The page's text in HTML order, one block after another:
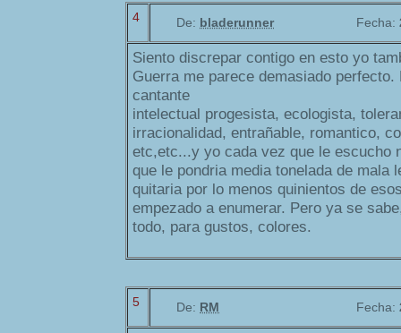
4 De: bladerunner Fecha:
Siento discrepar contigo en esto yo
Guerra me parece demasiado
cantante
intelectual progesista, ecologista,
irracionalidad, entrañable, romantico,
etc,etc...y yo cada vez que le escucho
que le pondria media tonelada de mala
quitaria por lo menos quinientos de
empezado a enumerar. Pero ya se
todo, para gustos, colores.
5 De: RM Fecha: